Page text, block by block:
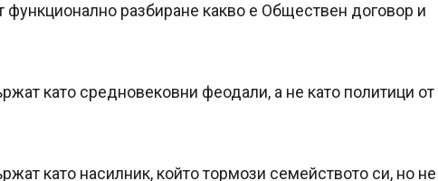
функционално разбиране какво е Обществен договор и
като средновековни феодали, а не като политици от
като насилник, който тормози семейството си, но не